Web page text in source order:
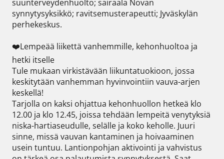
suunterveydenhuolto; sairaala Novan
synnytysyksikkö; ravitsemusterapeutti; Jyväskylän
perhekeskus.
❤️Lempeää liikettä vanhemmille, kehonhuoltoa ja
hetki itselle
Tule mukaan virkistävään liikuntatuokioon, jossa
keskitytään vanhemman hyvinvointiin vauva-arjen
keskellä!
Tarjolla on kaksi ohjattua kehonhuollon hetkeä klo
12.00 ja klo 12.45, joissa tehdään lempeitä venytyksiä
niska-hartiaseudulle, selälle ja koko keholle. Juuri
sinne, missä vauvan kantaminen ja hoivaaminen
usein tuntuu. Lantionpohjan aktivointi ja vahvistus